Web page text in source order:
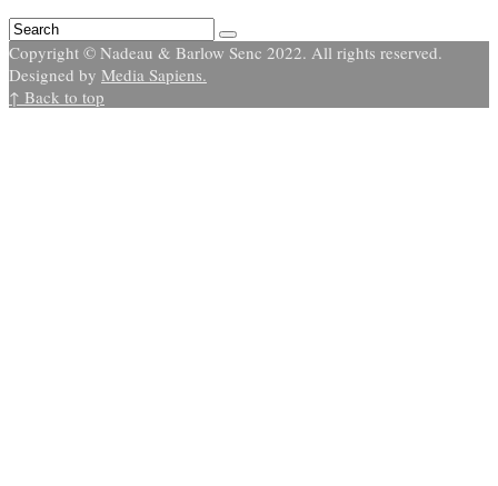
Copyright © Nadeau & Barlow Senc 2022. All rights reserved.
Designed by Media Sapiens.
↑ Back to top